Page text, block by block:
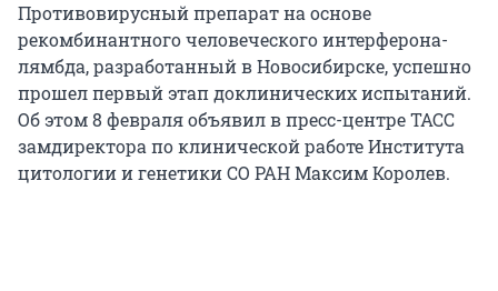
Противовирусный препарат на основе
рекомбинантного человеческого интерферона-
лямбда, разработанный в Новосибирске, успешно
прошел первый этап доклинических испытаний.
Об этом 8 февраля объявил в пресс-центре ТАСС
замдиректора по клинической работе Института
цитологии и генетики СО РАН Максим Королев.